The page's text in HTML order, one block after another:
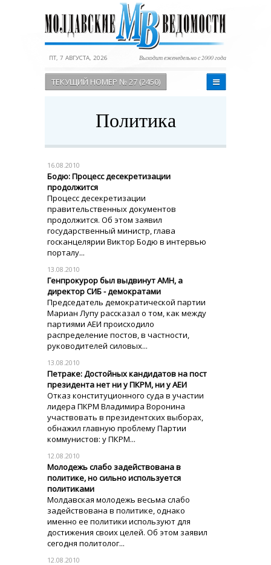
ПТ, 7 АВГУСТА, 2026 Выходит еженедельно с 2000 года
ТЕКУЩИЙ НОМЕР № 27 (2450)
Политика
16.08.2010
Бодю: Процесс десекретизации
продолжится
Процесс десекретизации
правительственных документов
продолжится. Об этом заявил
государственный министр, глава
госканцелярии Виктор Бодю в интервью
порталу...
13.08.2010
Генпрокурор был выдвинут АМН, а
директор СИБ - демократами
Председатель демократической партии
Мариан Лупу рассказал о том, как между
партиями АЕИ происходило
распределение постов, в частности,
руководителей силовых...
13.08.2010
Петраке: Достойных кандидатов на пост
президента нет ни у ПКРМ, ни у АЕИ
Отказ конституционного суда в участии
лидера ПКРМ Владимира Воронина
участвовать в президентских выборах,
обнажил главную проблему Партии
коммунистов: у ПКРМ...
12.08.2010
Молодежь слабо задействована в
политике, но сильно используется
политиками
Молдавская молодежь весьма слабо
задействована в политике, однако
именно ее политики используют для
достижения своих целей. Об этом заявил
сегодня политолог...
12.08.2010